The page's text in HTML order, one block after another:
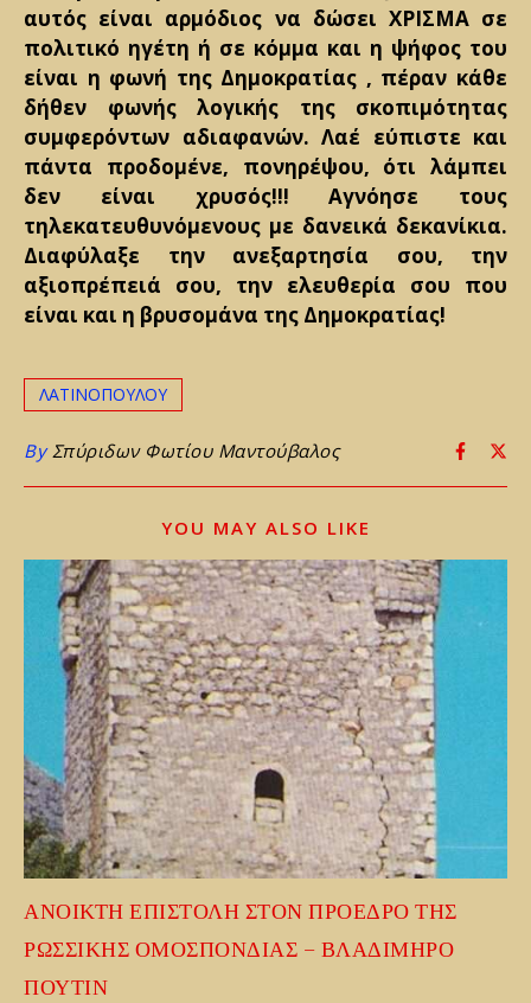
αυτός είναι αρμόδιος να δώσει ΧΡΙΣΜΑ σε
πολιτικό ηγέτη ή σε κόμμα και η ψήφος του
είναι η φωνή της Δημοκρατίας , πέραν κάθε
δήθεν φωνής λογικής της σκοπιμότητας
συμφερόντων αδιαφανών. Λαέ εύπιστε και
πάντα προδομένε, πονηρέψου, ότι λάμπει
δεν είναι χρυσός!!! Αγνόησε τους
τηλεκατευθυνόμενους με δανεικά δεκανίκια.
Διαφύλαξε την ανεξαρτησία σου, την
αξιοπρέπειά σου, την ελευθερία σου που
είναι και η βρυσομάνα της Δημοκρατίας!
ΛΑΤΙΝΟΠΟΥΛΟΥ
ByΣπύριδων Φωτίου Μαντούβαλος
YOU MAY ALSO LIKE
ΑΝΟΙΚΤΗ ΕΠΙΣΤΟΛΗ ΣΤΟΝ ΠΡΟΕΔΡΟ ΤΗΣ
ΡΩΣΣΙΚΗΣ ΟΜΟΣΠΟΝΔΙΑΣ – ΒΛΑΔΙΜΗΡΟ
ΠΟΥΤΙΝ